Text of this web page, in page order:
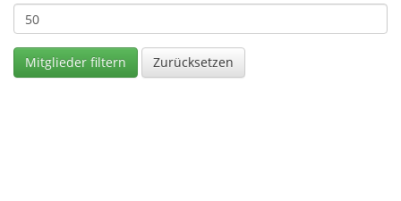
Zurücksetzen